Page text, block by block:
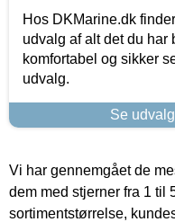
Hos DKMarine.dk
udvalg af alt det du har
komfortabel og sikker
udvalg.
Se
Vi har gennemgået de
dem med stjerner fra 1 til
sortimentstørrelse,